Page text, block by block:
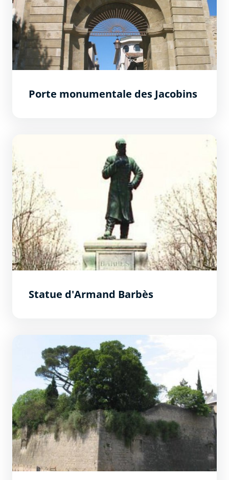
Porte monumentale des Jacobins
Statue d&#039;Armand Barbès
Statue d'Armand Barbès
Bastion de Montmorency